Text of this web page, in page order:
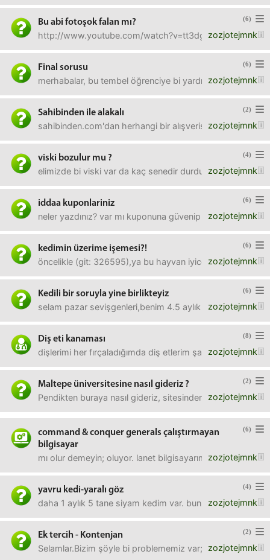
(6)
Bu abi fotoşok falan mı?
zozjotejmnk
http://www.youtube.com/watch?v=tt3dgVmhghEAcaba
(6)
Final sorusu
zozjotejmnk
merhabalar, bu tembel öğrenciye bi yardım eli
(2)
Sahibinden ile alakalı
zozjotejmnk
sahibinden.com'dan herhangi bir alışveriş
(4)
viski bozulur mu ?
zozjotejmnk
elimizde bi viski var da kaç senedir durduğu belli değil. 4-
(6)
iddaa kuponlariniz
zozjotejmnk
neler yazdınız? var mı kuponuna güvenip paylaşacak
(6)
kedimin üzerime işemesi?!
zozjotejmnk
öncelikle (git: 326595),ya bu hayvan iyice çığrından
(6)
Kedili bir soruyla yine birlikteyiz
zozjotejmnk
selam pazar sevişgenleri,benim 4.5 aylık bir kedim var,
(8)
Diş eti kanaması
zozjotejmnk
dişlerimi her fırçaladığımda diş etlerim şakır şakır
(2)
Maltepe üniversitesine nasıl gideriz ?
zozjotejmnk
Pendikten buraya nasıl gideriz, sitesinden ring
(6)
command & conquer generals çalıştırmayan
bilgisayar
zozjotejmnk
mı olur demeyin; oluyor. lanet bilgisayarım bu oyunu
(4)
yavru kedi-yaralı göz
zozjotejmnk
daha 1 aylık 5 tane siyam kedim var. bunlardan
(2)
Ek tercih - Kontenjan
zozjotejmnk
Selamlar.Bizim şöyle bi problememiz var; ilk tercihlerde,